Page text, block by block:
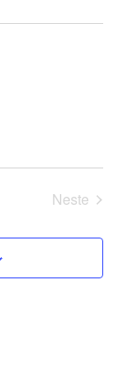
Neste